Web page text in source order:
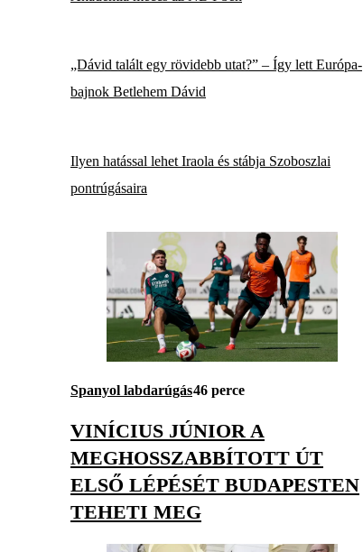
„Dávid talált egy rövidebb utat?” – Így lett Európa-
bajnok Betlehem Dávid
Ilyen hatással lehet Iraola és stábja Szoboszlai
pontrúgásaira
Spanyol labdarúgás46 perce
VINÍCIUS JÚNIOR A
MEGHOSSZABBÍTOTT ÚT
ELSŐ LÉPÉSÉT BUDAPESTEN
TEHETI MEG